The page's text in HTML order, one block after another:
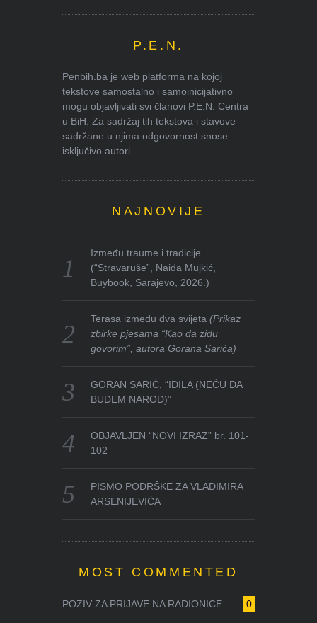
P.E.N.
Penbih.ba je web platforma na kojoj
tekstove samostalno i samoinicijativno
mogu objavljivati svi članovi P.E.N. Centra
u BiH. Za sadržaj tih tekstova i stavove
sadržane u njima odgovornost snose
isključivo autori.
NAJNOVIJE
Između traume i tradicije
(“Stravaruše”, Naida Mujkić,
Buybook, Sarajevo, 2026.)
Terasa između dva svijeta(Prikaz
zbirke pjesama “Kao da zidu
govorim”, autora Gorana Sarića)
GORAN SARIĆ, “IDILA (NEĆU DA
BUDEM NAROD)”
OBJAVLJEN “NOVI IZRAZ” br. 101-
102
PISMO PODRŠKE ZA VLADIMIRA
ARSENIJEVIĆA
MOST COMMENTED
0
POZIV ZA PRIJAVE NA RADIONICE ...